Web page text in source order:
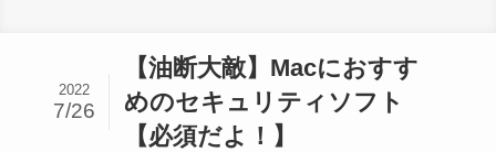
【油断大敵】Macにおすす
めのセキュリティソフト
【必須だよ！】
2022
7/26